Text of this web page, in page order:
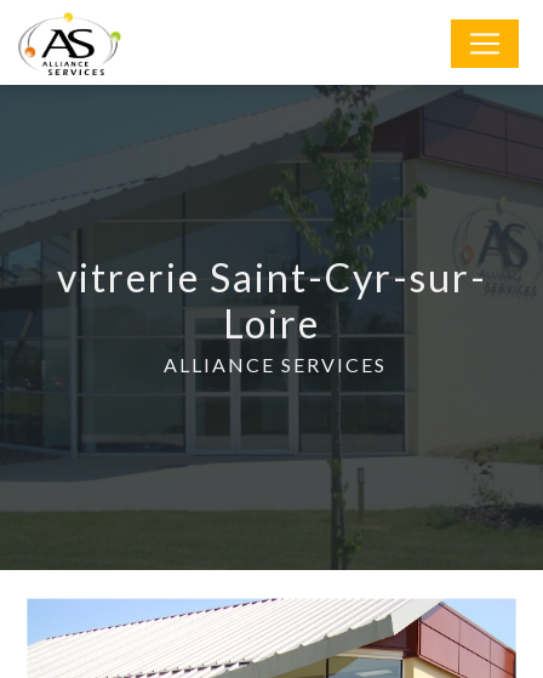
vitrerie Saint-Cyr-sur-
Loire
ALLIANCE SERVICES
Panneau de gestion des cookies